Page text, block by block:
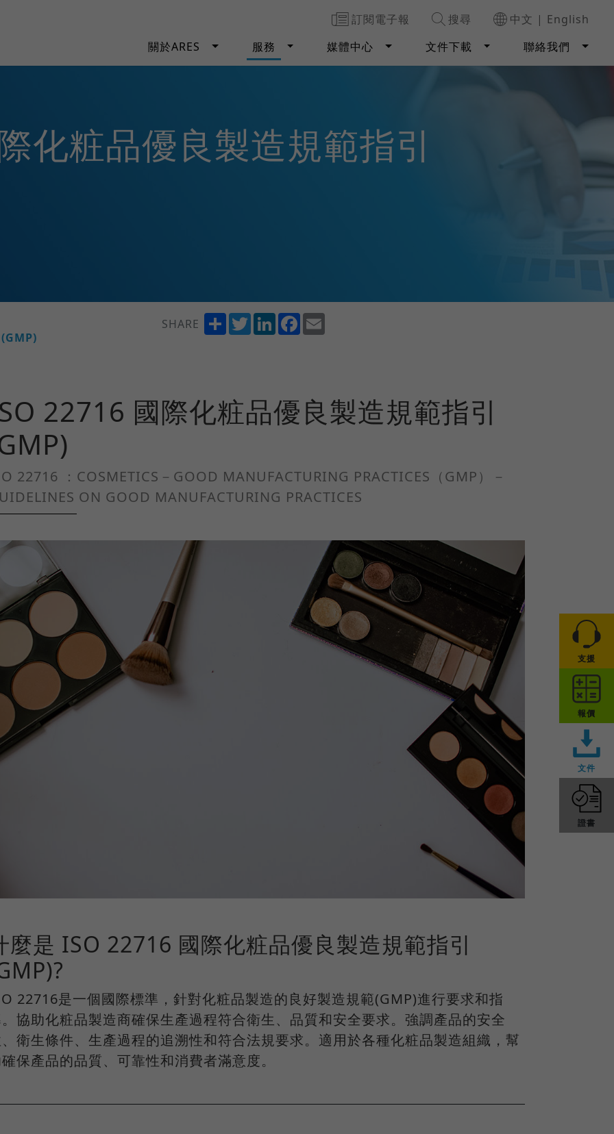
訂閱電子報 搜尋 中文 | English
關於ARES
服務 媒體中心 文件下載 聯絡我們
化粧品優良製造規範指引
SHARE ShareTwitterLinkedInFacebook
22716 國際化粧品優良製造規範指引
22716 ：COSMETICS－GOOD MANUFACTURING PRACTICES（GMP）－
ON GOOD MANUFACTURING PRACTICES
麼是 ISO 22716 國際化粧品優良製造規範指引
22716是一個國際標準，針對化粧品製造的良好製造規範(GMP)進行要求和指
協助化粧品製造商確保生產過程符合衛生、品質和安全要求。強調產品的安全
衛生條件、生產過程的追溯性和符合法規要求。適用於各種化粧品製造組織，幫
保產品的品質、可靠性和消費者滿意度。
支援
報價
文件
證書